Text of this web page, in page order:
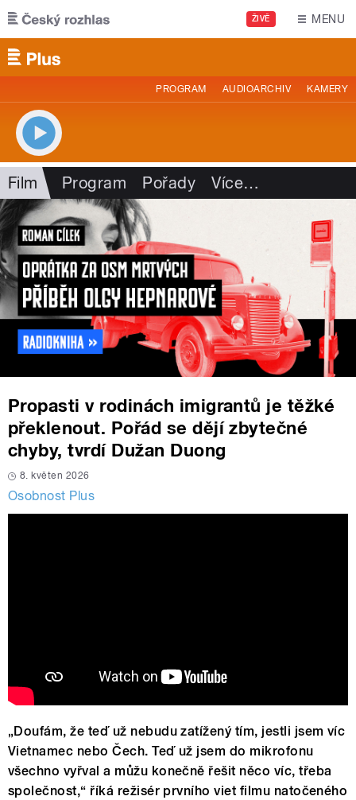
Přejít k hlavnímu obsahu
ŽIVĚ MENU
PROGRAM AUDIOARCHIV KAMERY
Film Program Pořady Více…
Propasti v rodinách imigrantů je těžké
překlenout. Pořád se dějí zbytečné
chyby, tvrdí Dužan Duong
8. květen 2026
Osobnost Plus
„Doufám, že teď už nebudu zatížený tím, jestli jsem víc
Vietnamec nebo Čech. Teď už jsem do mikrofonu
všechno vyřval a můžu konečně řešit něco víc, třeba
společnost,“ říká režisér prvního viet filmu natočeného